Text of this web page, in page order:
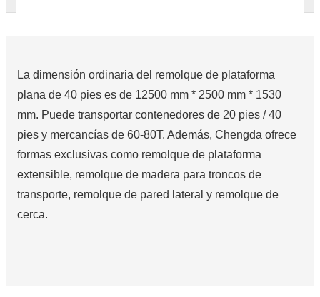
La dimensión ordinaria del remolque de plataforma
plana de 40 pies es de 12500 mm * 2500 mm * 1530
mm. Puede transportar contenedores de 20 pies / 40
pies y mercancías de 60-80T. Además, Chengda ofrece
formas exclusivas como remolque de plataforma
extensible, remolque de madera para troncos de
transporte, remolque de pared lateral y remolque de
cerca.